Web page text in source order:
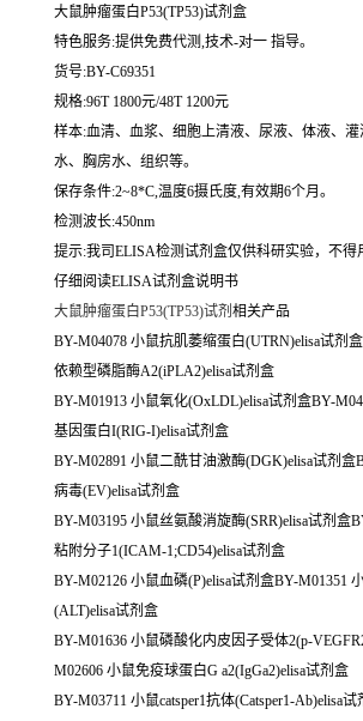
大鼠肿瘤蛋白P53(TP53)试剂盒
特色服务:提供免费代测,技术-对一 指导。
货号:BY-C69351
规格:96T 1800元/48T 1200元
样本:血清、血浆、细胞上清液、尿液、体液、
水、胸房水、组织等。
保存条件:2~8*C,温度6摄氏度,有效期6个月。
检测波长:450nm
提示:我司ELISA检测试剂盒仅供科研实验，不得
仔细阅读ELISA试剂盒说明书
大鼠肿瘤蛋白P53(TP53)试剂 相关产品
BY-M04078 小鼠抗肌萎缩蛋白(UTRN)elisa试剂
依赖型磷脂酶A2(iPLA2)elisa试剂盒
BY-M01913 小鼠氧化(OxLDL)elisa试剂盒BY-
基因蛋白I(RIG-I)elisa试剂盒
BY-M02891 小鼠二酰甘油激酶(DGK)elisa试剂盒
病毒(EV)elisa试剂盒
BY-M03195 小鼠丝氨酸消旋酶(SRR)elisa试剂盒
粘附分子1(ICAM-1;CD54)elisa试剂盒
BY-M02126 小鼠血磷(P)elisa试剂盒BY-M01351
(ALT)elisa试剂盒
BY-M01636 小鼠磷酸化内皮因子受体2(p-
M02606 小鼠免疫球蛋白G a2(IgGa2)elisa试剂盒
BY-M03711 小鼠catsper1抗体(Catsper1-Ab)elisa